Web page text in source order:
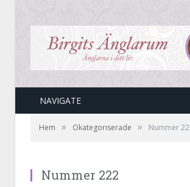
NAVIGATE
Hem » Okategoriserade » Nummer
Nummer 222